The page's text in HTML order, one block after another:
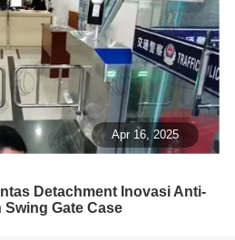
Apr 16, 2025
Detachment Inovasi Anti-
Swing Gate Case